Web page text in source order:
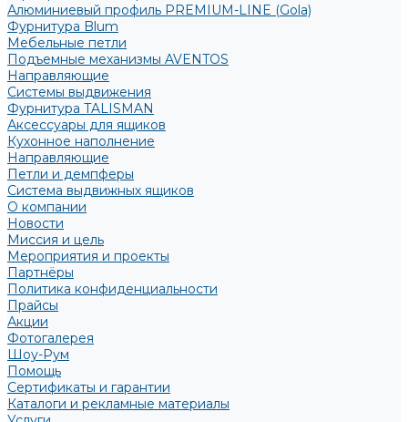
Алюминиевый профиль PREMIUM-LINE (Gola)
Фурнитура Blum
Мебельные петли
Подъемные механизмы AVENTOS
Направляющие
Системы выдвижения
Фурнитура TALISMAN
Аксессуары для ящиков
Кухонное наполнение
Направляющие
Петли и демпферы
Система выдвижных ящиков
О компании
Новости
Миссия и цель
Мероприятия и проекты
Партнёры
Политика конфиденциальности
Прайсы
Акции
Фотогалерея
Шоу-Рум
Помощь
Сертификаты и гарантии
Каталоги и рекламные материалы